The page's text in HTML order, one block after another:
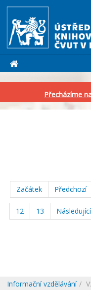
Přecházíme
Začátek Předchozí
12 13 Následující
Informační vzdělávání